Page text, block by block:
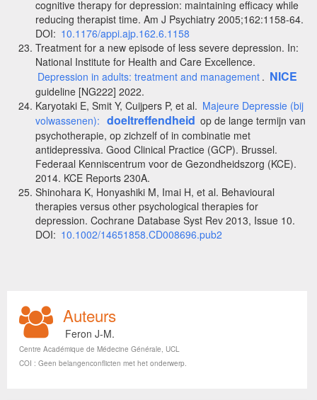
cognitive therapy for depression: maintaining efficacy while
reducing therapist time. Am J Psychiatry 2005;162:1158-64.
DOI: 10.1176/appi.ajp.162.6.1158
Treatment for a new episode of less severe depression. In:
National Institute for Health and Care Excellence.
Depression in adults: treatment and management . NICE
guideline [NG222] 2022.
Karyotaki E, Smit Y, Cuijpers P, et al. Majeure Depressie (bij
volwassenen): doeltreffendheid op de lange termijn van
psychotherapie, op zichzelf of in combinatie met
antidepressiva. Good Clinical Practice (GCP). Brussel.
Federaal Kenniscentrum voor de Gezondheidszorg (KCE).
2014. KCE Reports 230A.
Shinohara K, Honyashiki M, Imai H, et al. Behavioural
therapies versus other psychological therapies for
depression. Cochrane Database Syst Rev 2013, Issue 10.
DOI: 10.1002/14651858.CD008696.pub2
Auteurs
Feron J-M.
Centre Académique de Médecine Générale, UCL
COI : Geen belangenconflicten met het onderwerp.